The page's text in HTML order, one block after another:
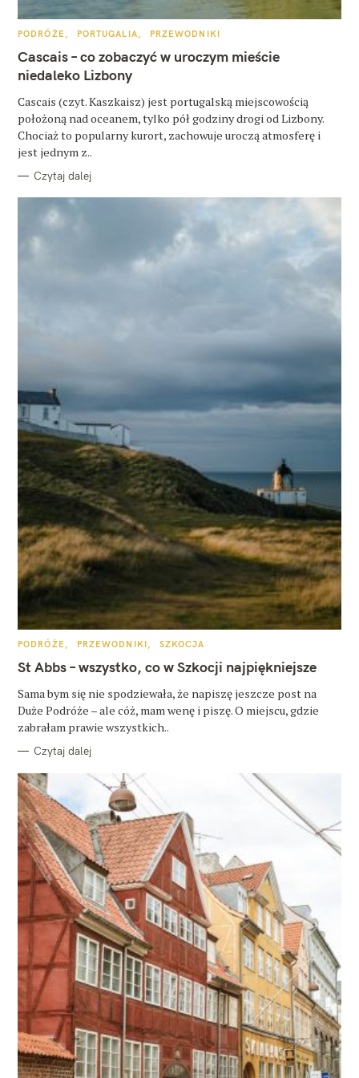
K
T
E
G
O
I
E
PODRÓŻE PORTUGALIA PRZEWODNIKI
Cascais – co zobaczyć w uroczym mieście
niedaleko Lizbony
Cascais (czyt. Kaszkaisz) jest portugalską miejscowością
położoną nad oceanem, tylko pół godziny drogi od Lizbony.
Chociaż to popularny kurort, zachowuje uroczą atmosferę i
jest jednym z..
Czytaj dalej
K
T
E
O
R
I
PODRÓŻE PRZEWODNIKI SZKOCJA
St Abbs – wszystko, co w Szkocji najpiękniejsze
Sama bym się nie spodziewała, że napiszę jeszcze post na
Duże Podróże – ale cóż, mam wenę i piszę. O miejscu, gdzie
zabrałam prawie wszystkich..
Czytaj dalej
k
a
j
: